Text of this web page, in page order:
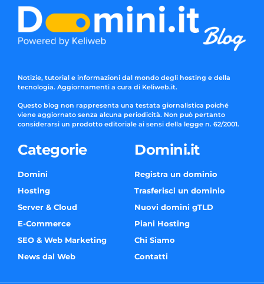
Notizie, tutorial e informazioni dal mondo degli hosting e della
tecnologia. Aggiornamenti a cura di Keliweb.it.
Questo blog non rappresenta una testata giornalistica poiché
viene aggiornato senza alcuna periodicità. Non può pertanto
considerarsi un prodotto editoriale ai sensi della legge n. 62/2001.
Categorie
Domini
Hosting
Server & Cloud
E-Commerce
SEO & Web Marketing
News dal Web
Domini.it
Registra un dominio
Trasferisci un dominio
Nuovi domini gTLD
Piani Hosting
Chi Siamo
Contatti